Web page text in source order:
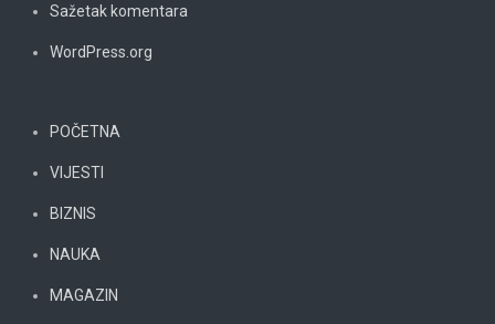
Sažetak komentara
WordPress.org
POČETNA
VIJESTI
BIZNIS
NAUKA
MAGAZIN